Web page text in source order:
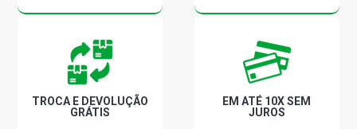
SANDERO AUTHENTIQUE HATCH 1.6 8V HI-FLEX K7M
SANDERO EXPRESSION HATCH 1.6 8V HI-TORQUE K7M
L4 FLEX (2008 - 2014)
TROCA E DEVOLUÇÃO
GRÁTIS
EM ATÉ 10X SEM
JUROS